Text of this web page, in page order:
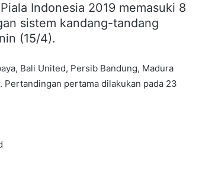
Indonesia 2019 memasuki 8
sistem kandang-tandang
(15/4).
Bali United, Persib Bandung, Madura
Pertandingan pertama dilakukan pada 23